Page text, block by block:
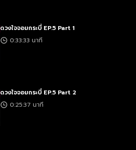
ดวงใจจอมกระบี่ EP.5 Part 1
0:33:33 นาที
ดวงใจจอมกระบี่ EP.5 Part 2
0:25:37 นาที